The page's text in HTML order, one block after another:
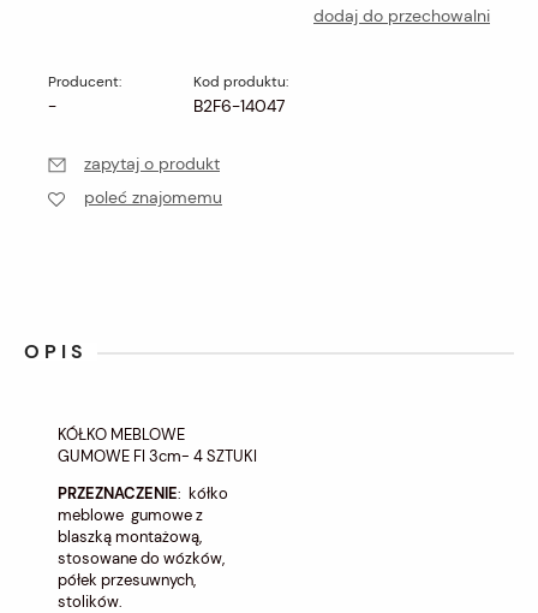
dodaj do przechowalni
Producent:
-
Kod produktu:
B2F6-14047
zapytaj o produkt
poleć znajomemu
OPIS
KÓŁKO MEBLOWE
GUMOWE FI 3cm- 4 SZTUKI
PRZEZNACZENIE: kółko
meblowe gumowe z
blaszką montażową,
stosowane do wózków,
półek przesuwnych,
stolików.